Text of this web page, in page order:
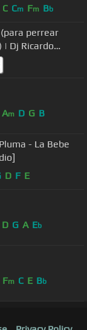
C Cm Fm Bb
| Dj Ricardo
Am D G B
- La Bebe
D F E
D G A Eb
Fm C E Bb